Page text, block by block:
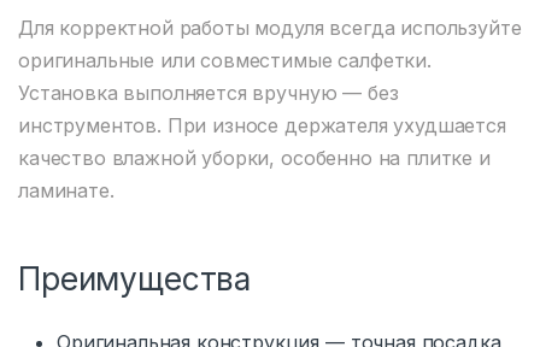
Для корректной работы модуля всегда используйте
оригинальные или совместимые салфетки.
Установка выполняется вручную — без
инструментов. При износе держателя ухудшается
качество влажной уборки, особенно на плитке и
ламинате.
Преимущества